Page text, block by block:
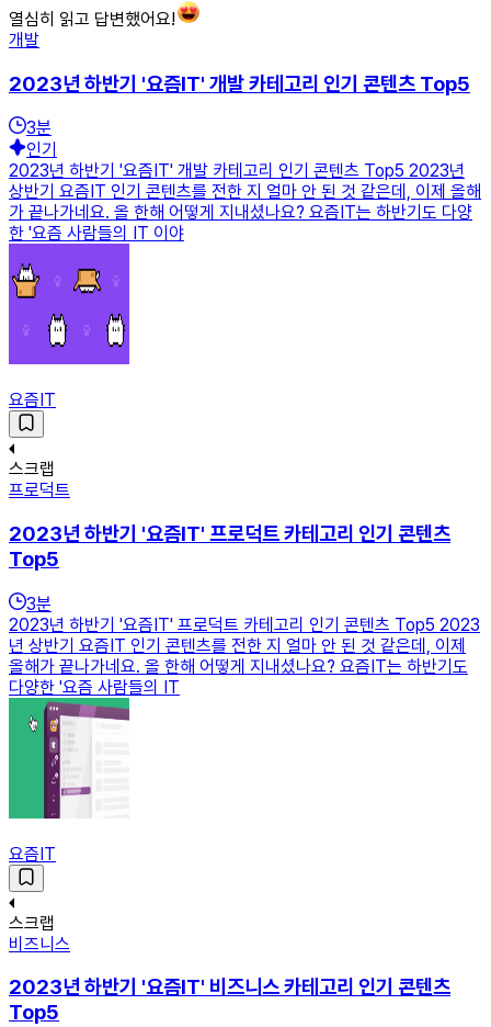
열심히 읽고 답변했어요!
개발
2023년 하반기 '요즘IT' 개발 카테고리 인기 콘텐츠 Top5
3분
인기
2023년 하반기 '요즘IT' 개발 카테고리 인기 콘텐츠 Top5 2023년
상반기 요즘IT 인기 콘텐츠를 전한 지 얼마 안 된 것 같은데, 이제 올해
가 끝나가네요. 올 한해 어떻게 지내셨나요? 요즘IT는 하반기도 다양
한 '요즘 사람들의 IT 이야
요즘IT
스크랩
프로덕트
2023년 하반기 '요즘IT' 프로덕트 카테고리 인기 콘텐츠
Top5
3분
2023년 하반기 '요즘IT' 프로덕트 카테고리 인기 콘텐츠 Top5 2023
년 상반기 요즘IT 인기 콘텐츠를 전한 지 얼마 안 된 것 같은데, 이제
올해가 끝나가네요. 올 한해 어떻게 지내셨나요? 요즘IT는 하반기도
다양한 '요즘 사람들의 IT
요즘IT
스크랩
비즈니스
2023년 하반기 '요즘IT' 비즈니스 카테고리 인기 콘텐츠
Top5